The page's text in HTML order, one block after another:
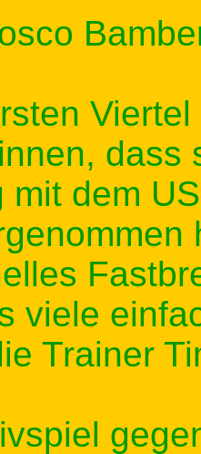
dass
mit dem
viele
Trainer